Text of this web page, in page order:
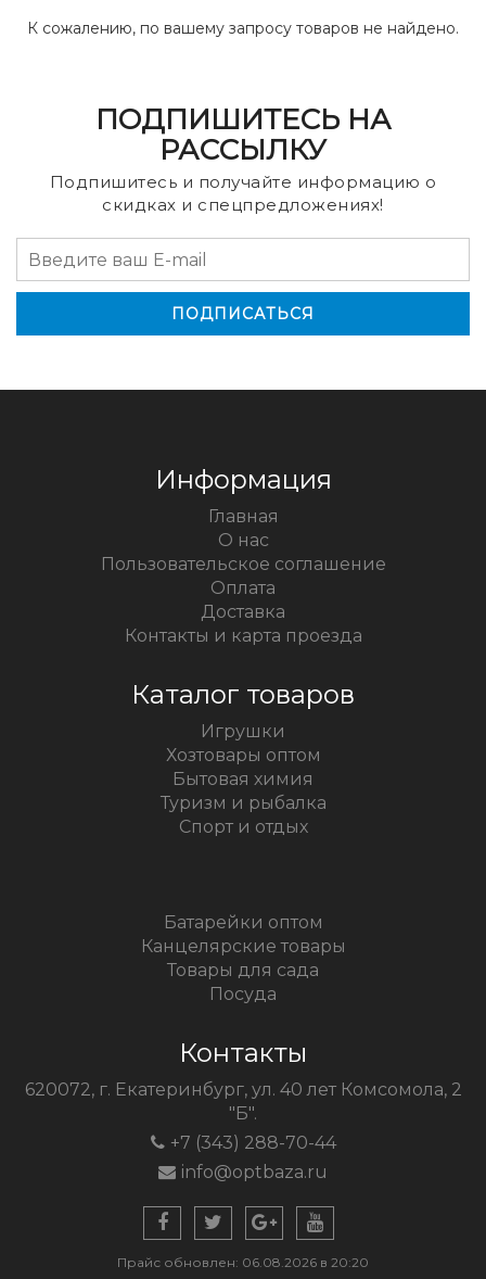
К сожалению, по вашему запросу товаров не найдено.
ПОДПИШИТЕСЬ НА
РАССЫЛКУ
Подпишитесь и получайте информацию о
скидках и спецпредложениях!
Информация
Главная
О нас
Пользовательское соглашение
Оплата
Доставка
Контакты и карта проезда
Каталог товаров
Игрушки
Хозтовары оптом
Бытовая химия
Туризм и рыбалка
Спорт и отдых
Батарейки оптом
Канцелярские товары
Товары для сада
Посуда
Контакты
620072, г. Екатеринбург, ул. 40 лет Комсомола, 2
"Б".
+7 (343) 288-70-44
info@optbaza.ru
Прайс обновлен: 06.08.2026 в 20:20